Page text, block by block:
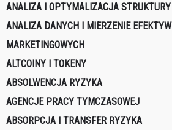
ANALIZA I OPTYMALIZACJA
ANALIZA DANYCH I MIERZENIE
MARKETINGOWYCH
ALTCOINY I TOKENY
ABSOLWENCJA RYZYKA
AGENCJE PRACY TYMCZASOWEJ
ABSORPCJA I TRANSFER RYZYKA